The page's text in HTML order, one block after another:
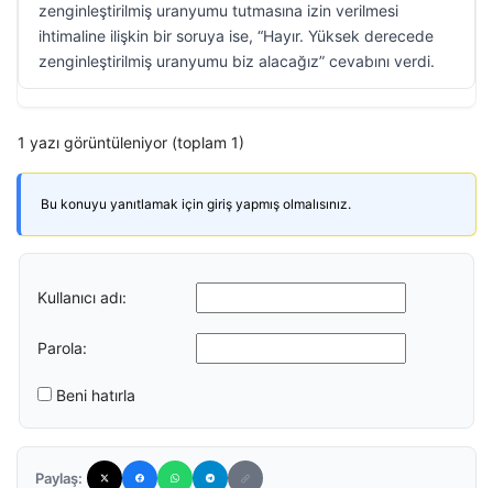
zenginleştirilmiş uranyumu tutmasına izin verilmesi
ihtimaline ilişkin bir soruya ise, “Hayır. Yüksek derecede
zenginleştirilmiş uranyumu biz alacağız” cevabını verdi.
1 yazı görüntüleniyor (toplam 1)
Bu konuyu yanıtlamak için giriş yapmış olmalısınız.
Kullanıcı adı:
Parola:
Beni hatırla
Paylaş: